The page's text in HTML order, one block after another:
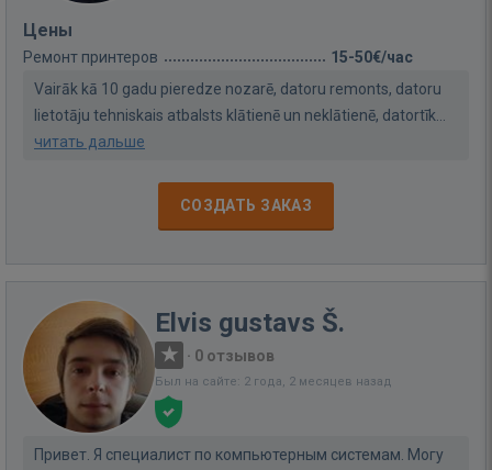
Цены
Ремонт принтеров
15-50€/час
Vairāk kā 10 gadu pieredze nozarē, datoru remonts, datoru
lietotāju tehniskais atbalsts klātienē un neklātienē, datortīk...
читать дальше
СОЗДАТЬ ЗАКАЗ
Elvis gustavs Š.
· 0 отзывов
Был на сайте: 2 года, 2 месяцев назад
Привет. Я специалист по компьютерным системам. Могу